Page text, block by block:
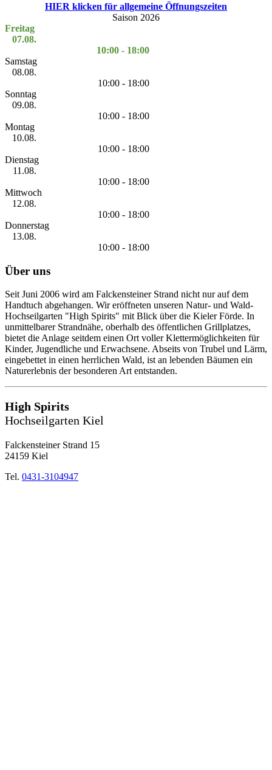
HIER klicken für allgemeine Öffnungszeiten
Saison 2026
Freitag
07.08.
10:00 - 18:00
Samstag
08.08.
10:00 - 18:00
Sonntag
09.08.
10:00 - 18:00
Montag
10.08.
10:00 - 18:00
Dienstag
11.08.
10:00 - 18:00
Mittwoch
12.08.
10:00 - 18:00
Donnerstag
13.08.
10:00 - 18:00
Über uns
Seit Juni 2006 wird am Falckensteiner Strand nicht nur auf dem
Handtuch abgehangen. Wir eröffneten unseren Natur- und Wald-
Hochseilgarten "High Spirits" mit Blick über die Kieler Förde. In
unmittelbarer Strandnähe, oberhalb des öffentlichen Grillplatzes,
bietet die Anlage seitdem einen Ort voller Klettermöglichkeiten für
Kinder, Jugendliche und Erwachsene. Abseits von Trubel und Lärm,
eingebettet in einen herrlichen Wald, ist an lebenden Bäumen ein
Naturerlebnis der besonderen Art entstanden.
High Spirits
Hochseilgarten Kiel
Falckensteiner Strand 15
24159 Kiel
Tel. 0431-3104947